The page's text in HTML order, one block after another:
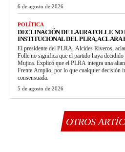
6 de agosto de 2026
POLÍTICA
DECLINACIÓN DE LAURA FOLLE NO
INSTITUCIONAL DEL PLRA, ACLARA
El presidente del PLRA, Alcides Riveros,
Folle no significa que el partido haya
Mujica. Explicó que el PLRA integra una
Frente Amplio, por lo que cualquier decisión
consensuada.
5 de agosto de 2026
OTROS